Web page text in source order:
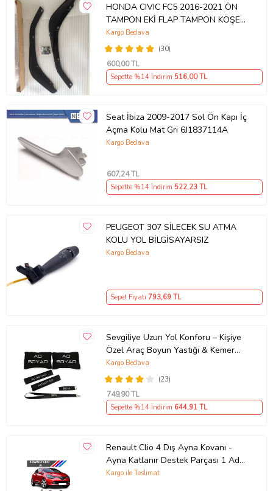
HONDA CIVIC FC5 2016-2021 ÖN
TAMPON EKİ FLAP TAMPON KÖŞESİ
TAKIM SAĞ SOL KAMPANYA ŞOKK
FİYAT OEM
(30)
Kargo Bedava
600,00 TL
Sepette %14 İndirim 516,00 TL
Seat İbiza 2009-2017 Sol Ön Kapı İç
Açma Kolu Mat Gri 6J1837114A
Kargo Bedava
607,24 TL
Sepette %14 İndirim 522,23 TL
PEUGEOT 307 SİLECEK SU ATMA
KOLU YOL BİLGİSAYARSIZ
Kargo Bedava
Sepet Fiyatı 793,69 TL
Sevgiliye Uzun Yol Konforu – Kişiye
Özel Araç Boyun Yastığı & Kemer
Pedi Hediye Seti
(23)
Kargo Bedava
749,90 TL
Sepette %14 İndirim 644,91 TL
Renault Clio 4 Dış Ayna Kovanı -
Ayna Katlanır Destek Parçası 1 Adet
490307706 M3625
Kargo ile Teslimat